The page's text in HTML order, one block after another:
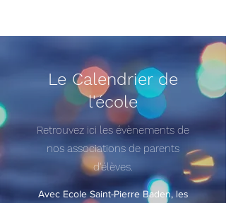
Le Calendrier de
l'école
Retrouvez ici les évènements de
nos associations de parents
d'élèves.
Avec Ecole Saint-Pierre Baden, les